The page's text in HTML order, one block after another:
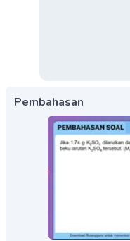
Pembahasan